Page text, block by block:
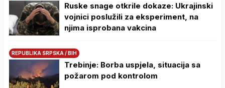
Ruske snage otkrile dokaze: Ukrajinski
vojnici poslužili za eksperiment, na
njima isprobana vakcina
REPUBLIKA SRPSKA / BIH
Trebinje: Borba uspjela, situacija sa
požarom pod kontrolom